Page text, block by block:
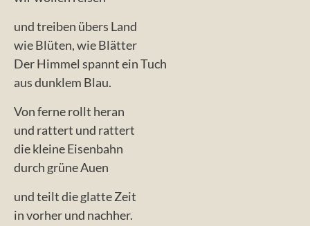
und treiben übers Land
wie Blüten, wie Blätter
Der Himmel spannt ein Tuch
aus dunklem Blau.
Von ferne rollt heran
und rattert und rattert
die kleine Eisenbahn
durch grüne Auen
und teilt die glatte Zeit
in vorher und nachher.